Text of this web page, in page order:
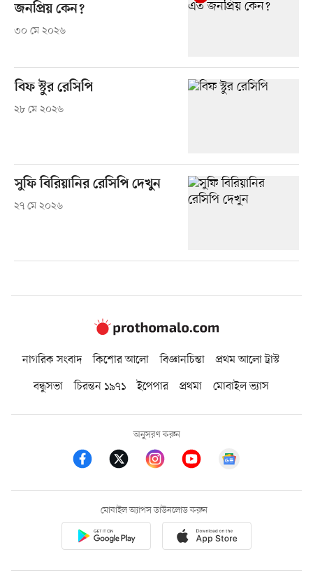
জনপ্রিয় কেন?
৩০ মে ২০২৬
বিফ স্টুর রেসিপি
২৮ মে ২০২৬
সুফি বিরিয়ানির রেসিপি দেখুন
২৭ মে ২০২৬
নাগরিক সংবাদ কিশোর আলো বিজ্ঞানচিন্তা
প্রথম আলো ট্রাস্ট
বন্ধুসভা
চিরন্তন ১৯৭১ ইপেপার প্রথমা মোবাইল ভ্যাস
অনুসরণ করুন
মোবাইল অ্যাপস ডাউনলোড করুন